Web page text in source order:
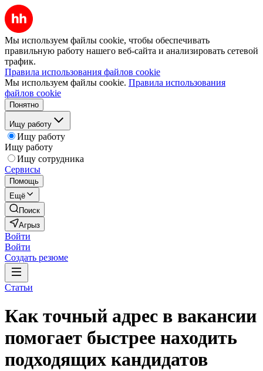
Мы используем файлы cookie, чтобы обеспечивать
правильную работу нашего веб-сайта и анализировать сетевой
трафик.
Правила использования файлов cookie
Мы используем файлы cookie. Правила использования
файлов cookie
Понятно
Ищу работу
Ищу работу
Ищу работу
Ищу сотрудника
Сервисы
Помощь
Ещё
Поиск
Агрыз
Войти
Войти
Создать резюме
Статьи
Как точный адрес в вакансии
помогает быстрее находить
подходящих кандидатов